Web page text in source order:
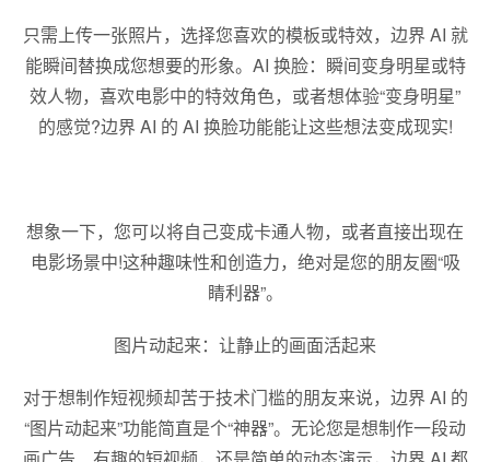
只需上传一张照片，选择您喜欢的模板或特效，边界 AI 就
能瞬间替换成您想要的形象。AI 换脸：瞬间变身明星或特
效人物，喜欢电影中的特效角色，或者想体验“变身明星”
的感觉?边界 AI 的 AI 换脸功能能让这些想法变成现实!
想象一下，您可以将自己变成卡通人物，或者直接出现在
电影场景中!这种趣味性和创造力，绝对是您的朋友圈“吸
睛利器”。
图片动起来：让静止的画面活起来
对于想制作短视频却苦于技术门槛的朋友来说，边界 AI 的
“图片动起来”功能简直是个“神器”。无论您是想制作一段动